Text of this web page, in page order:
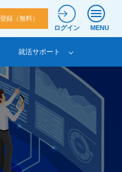
録（無料）
ログイン
MENU
就活サポート